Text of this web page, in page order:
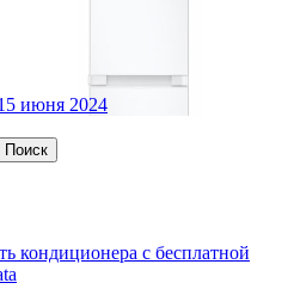
июня 2024
Поиск
кондиционера с бесплатной